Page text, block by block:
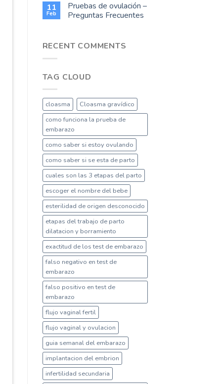
11
Feb
Pruebas de ovulación –
Preguntas Frecuentes
RECENT COMMENTS
TAG CLOUD
cloasma
Cloasma gravídico
como funciona la prueba de
embarazo
como saber si estoy ovulando
como saber si se esta de parto
cuales son las 3 etapas del parto
escoger el nombre del bebe
esterilidad de origen desconocido
etapas del trabajo de parto
dilatacion y borramiento
exactitud de los test de embarazo
falso negativo en test de
embarazo
falso positivo en test de
embarazo
flujo vaginal fertil
flujo vaginal y ovulacion
guia semanal del embarazo
implantacion del embrion
infertilidad secundaria